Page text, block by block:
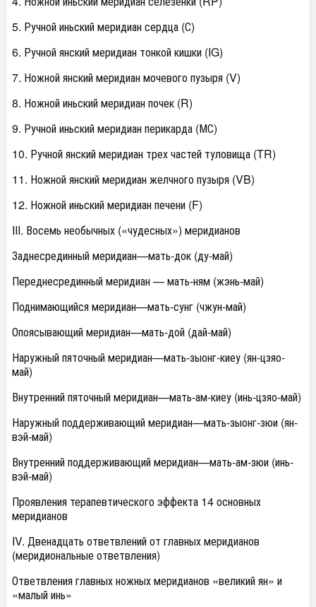
5. Ручной иньский меридиан сердца (С)
6. Ручной янский меридиан тонкой кишки (IG)
7. Ножной янский меридиан мочевого пузыря (V)
8. Ножной иньский меридиан почек (R)
9. Ручной иньский меридиан перикарда (МС)
10. Ручной янский меридиан трех частей туловища (TR)
11. Ножной янский меридиан желчного пузыря (VB)
12. Ножной иньский меридиан печени (F)
III. Восемь необычных («чудесных») меридианов
Заднесрединный меридиан—мать-док (ду-май)
Переднесрединный меридиан — мать-ням (жэнь-май)
Поднимающийся меридиан—мать-сунг (чжун-май)
Опоясывающий меридиан—мать-дой (дай-май)
Наружный пяточный меридиан—мать-зыонг-киеу (ян-цзяо-
май)
Внутренний пяточный меридиан—мать-ам-киеу (инь-цзяо-май)
Наружный поддерживающий меридиан—мать-зыонг-зюи (ян-
вэй-май)
Внутренний поддерживающий меридиан—мать-ам-зюи (инь-
вэй-май)
Проявления терапевтического эффекта 14 основных
меридианов
IV. Двенадцать ответвлений от главных меридианов
(меридиональные ответвления)
Ответвления главных ножных меридианов «великий ян» и
«малый инь»